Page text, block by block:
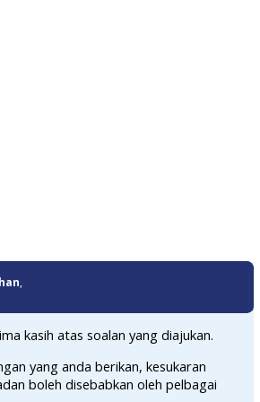
kasih atas soalan yang diajukan.
yang anda berikan, kesukaran
boleh disebabkan oleh pelbagai